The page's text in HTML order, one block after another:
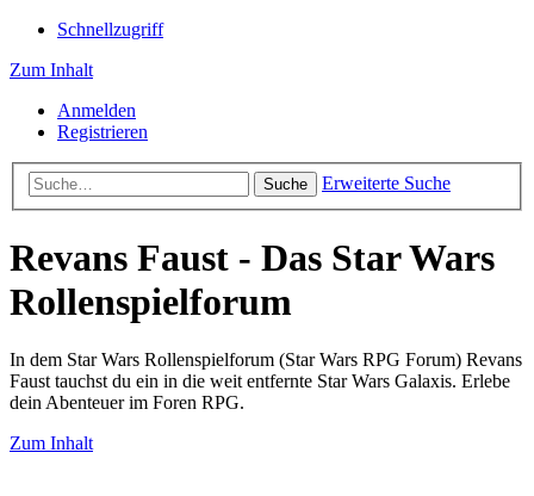
Schnellzugriff
Zum Inhalt
Anmelden
Registrieren
Suche Erweiterte Suche
Revans Faust - Das Star Wars
Rollenspielforum
In dem Star Wars Rollenspielforum (Star Wars RPG Forum) Revans
Faust tauchst du ein in die weit entfernte Star Wars Galaxis. Erlebe
dein Abenteuer im Foren RPG.
Zum Inhalt